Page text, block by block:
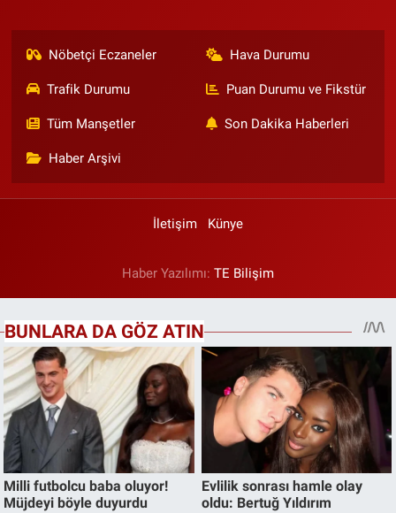
Nöbetçi Eczaneler Hava Durumu
Trafik Durumu Puan Durumu ve Fikstür
Tüm Manşetler Son Dakika Haberleri
Haber Arşivi
İletişim Künye
Haber Yazılımı: TE Bilişim